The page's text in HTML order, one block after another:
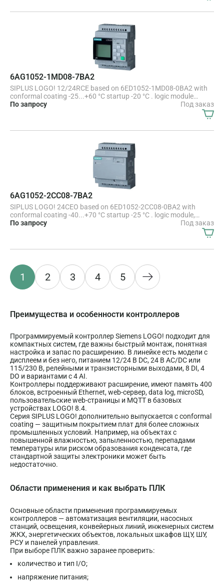
6AG1052-1MD08-7BA2
SIPLUS LOGO! 12/24RCE based on 6ED1052-1MD08-0BA2 with
conformal coating -25...+60 °C startup -20 °C . logic module
display power supply / I/O: 12/ 24 V DC/relay, 8 DI (4 AI)/4 DO
memory 400 blocks, modularly expandable, Ethernet integrated
По запросу Под заказ
6AG1052-2CC08-7BA2
SIPLUS LOGO! 24CEO based on 6ED1052-2CC08-0BA2 with
conformal coating -40...+70 °C startup -25 °C . logic module,
without display, power supply / I/O: 24 V/24 V/24 V trans., 8 DI (4
integrated web server, data log user-defined web pages, standard
basic units
По запросу Под заказ
1 2 3 4 5
Преимущества и особенности контроллеров
Программируемый контроллер Siemens LOGO! подходит для
компактных систем, где важны быстрый монтаж, понятная
настройка и запас по расширению. В линейке есть модели с
дисплеем и без него, питанием 12/24 В DC, 24 В AC/DC или
115/230 В, релейными и транзисторными выходами, 8 DI, 4
DO и вариантами с 4 AI.
Контроллеры поддерживают расширение, имеют память 400
блоков, встроенный Ethernet, web-сервер, data log, microSD,
пользовательские web-страницы и MQTT в базовых
устройствах LOGO! 8.4.
Серия SIPLUS LOGO! дополнительно выпускается с conformal
coating — защитным покрытием плат для более сложных
промышленных условий. Например, на объектах с
повышенной влажностью, запыленностью, перепадами
температуры или риском образования конденсата, где
стандартной защиты электроники может быть
недостаточно.
Области применения и как выбрать ПЛК
Основные области применения программируемых
контроллеров — автоматизация вентиляции, насосных
станций, освещения, конвейерных линий, инженерных систем
ЖКХ, энергетических объектов, локальных шкафов ЩУ, ШУ,
РСУ и панелей управления.
При выборе ПЛК важно заранее проверить:
количество и тип I/O;
напряжение питания;